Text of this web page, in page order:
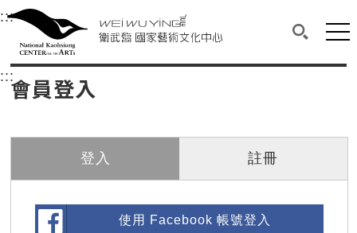
衛武營國家藝術文化中心
中央內容區塊，為本頁主要內容區。
:::選單連結區塊，此區塊列有本網站主要連結。
衛武營國家藝術文化中心
搜尋(開
網
::: 中央內容區塊，為本頁主要內容區。
會員登入
登入 註冊
使用 Facebook 帳號登入